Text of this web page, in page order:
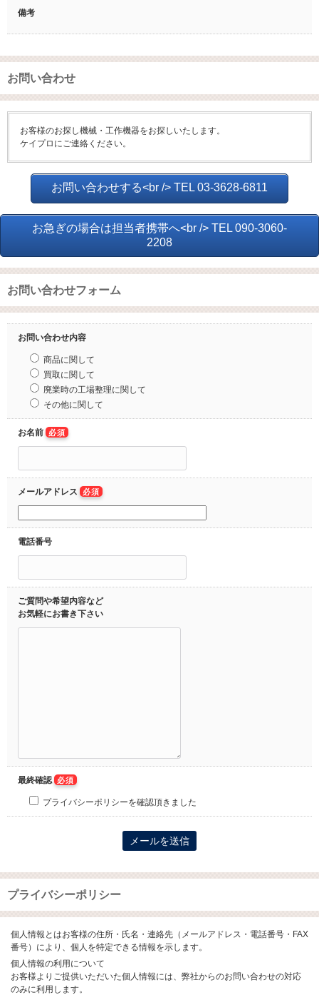
備考
お問い合わせ
お客様のお探し機械・工作機器をお探しいたします。
ケイプロにご連絡ください。
お問い合わせする<br /> TEL 03-3628-6811
お急ぎの場合は担当者携帯へ<br /> TEL 090-3060-
2208
お問い合わせフォーム
お問い合わせ内容
商品に関して
買取に関して
廃業時の工場整理に関して
その他に関して
お名前 必須
メールアドレス 必須
電話番号
ご質問や希望内容など
お気軽にお書き下さい
最終確認 必須
プライバシーポリシーを確認頂きました
プライバシーポリシー
個人情報とはお客様の住所・氏名・連絡先（メールアドレス・電話番号・FAX
番号）により、個人を特定できる情報を示します。
個人情報の利用について
お客様よりご提供いただいた個人情報には、弊社からのお問い合わせの対応
のみに利用します。